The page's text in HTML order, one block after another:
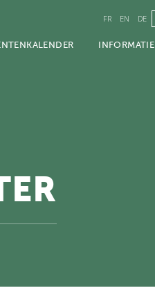
FR EN DE
INFORMATIE